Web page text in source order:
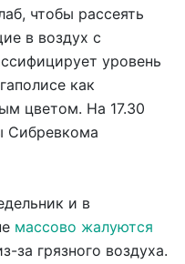
чтобы рассеять
в воздух с
уровень
как
цветом. На 17.30
Сибревкома
и в
массово жалуются
за грязного воздуха.